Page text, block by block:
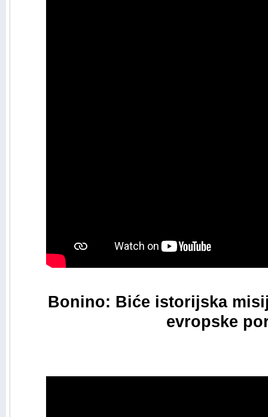
Bonino: Biće istorijska
evropske